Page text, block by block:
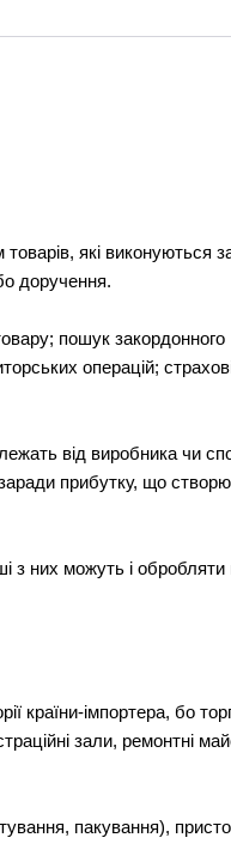
які виконуються
доручення.
пошук закордонного
операцій;
від виробника чи
прибутку, що
з них можуть і обробляти
країни-імпортера, бо
зали, ремонтні
пакування),